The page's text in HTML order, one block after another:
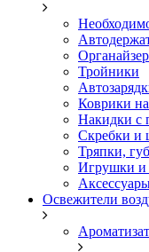
Тройники
Коврики
Накидки с
Скребки и
Тряпки,
Игрушки и
Освежители